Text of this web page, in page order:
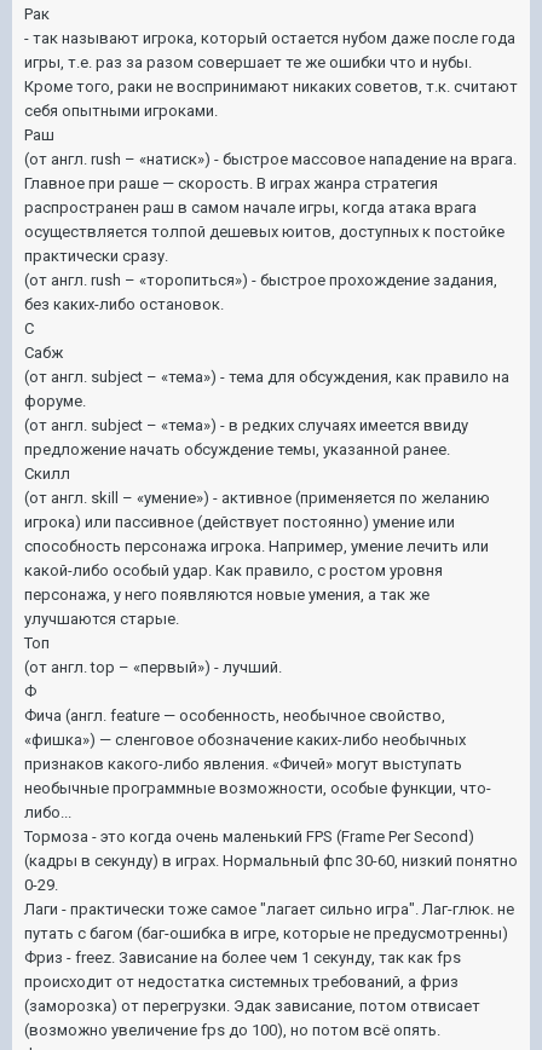
Рак
- так называют игрока, который остается нубом даже после года
игры, т.е. раз за разом совершает те же ошибки что и нубы.
Кроме того, раки не воспринимают никаких советов, т.к. считают
себя опытными игроками.
Раш
(от англ. rush – «натиск») - быстрое массовое нападение на врага.
Главное при раше — скорость. В играх жанра стратегия
распространен раш в самом начале игры, когда атака врага
осуществляется толпой дешевых юитов, доступных к постойке
практически сразу.
(от англ. rush – «торопиться») - быстрое прохождение задания,
без каких-либо остановок.
С
Сабж
(от англ. subject – «тема») - тема для обсуждения, как правило на
форуме.
(от англ. subject – «тема») - в редких случаях имеется ввиду
предложение начать обсуждение темы, указанной ранее.
Скилл
(от англ. skill – «умение») - активное (применяется по желанию
игрока) или пассивное (действует постоянно) умение или
способность персонажа игрока. Например, умение лечить или
какой-либо особый удар. Как правило, с ростом уровня
персонажа, у него появляются новые умения, а так же
улучшаются старые.
Топ
(от англ. top – «первый») - лучший.
Ф
Фича (англ. feature — особенность, необычное свойство,
«фишка») — сленговое обозначение каких-либо необычных
признаков какого-либо явления. «Фичей» могут выступать
необычные программные возможности, особые функции, что-
либо...
Тормоза - это когда очень маленький FPS (Frame Per Second)
(кадры в секунду) в играх. Нормальный фпс 30-60, низкий понятно
0-29.
Лаги - практически тоже самое "лагает сильно игра". Лаг-глюк. не
путать с багом (баг-ошибка в игре, которые не предусмотренны)
Фриз - freez. Зависание на более чем 1 секунду, так как fps
происходит от недостатка системных требований, а фриз
(заморозка) от перегрузки. Эдак зависание, потом отвисает
(возможно увеличение fps до 100), но потом всё опять.